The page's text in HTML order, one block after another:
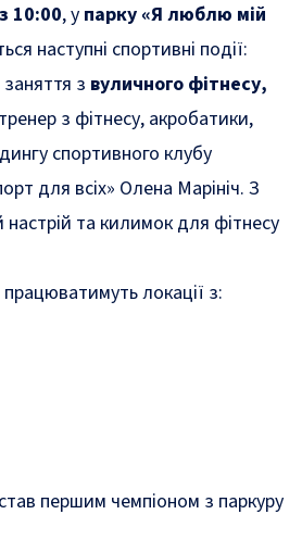
10:00, у парку «Я люблю мій
наступні спортивні події:
заняття з вуличного фітнесу,
з фітнесу, акробатики,
спортивного клубу
для всіх» Олена Марініч. З
та килимок для фітнесу
працюватимуть локації з:
першим чемпіоном з паркуру